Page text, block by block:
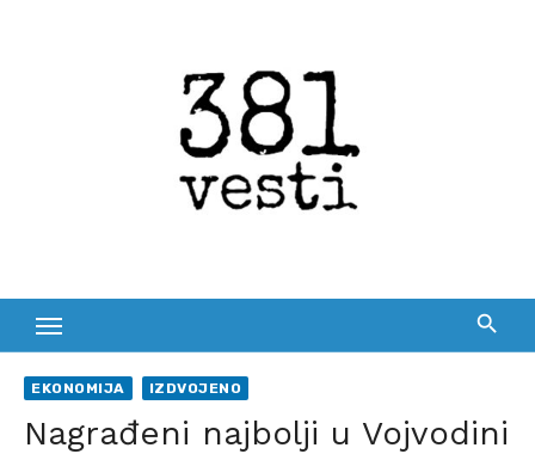
EKONOMIJA IZDVOJENO
Nagrađeni najbolji u Vojvodini